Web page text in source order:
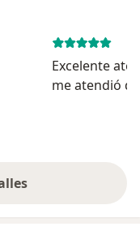
Excelente
me atendió
experiencia